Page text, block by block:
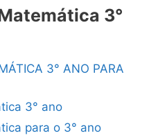
3°
3° ANO PARA
3° ano
para o 3° ano